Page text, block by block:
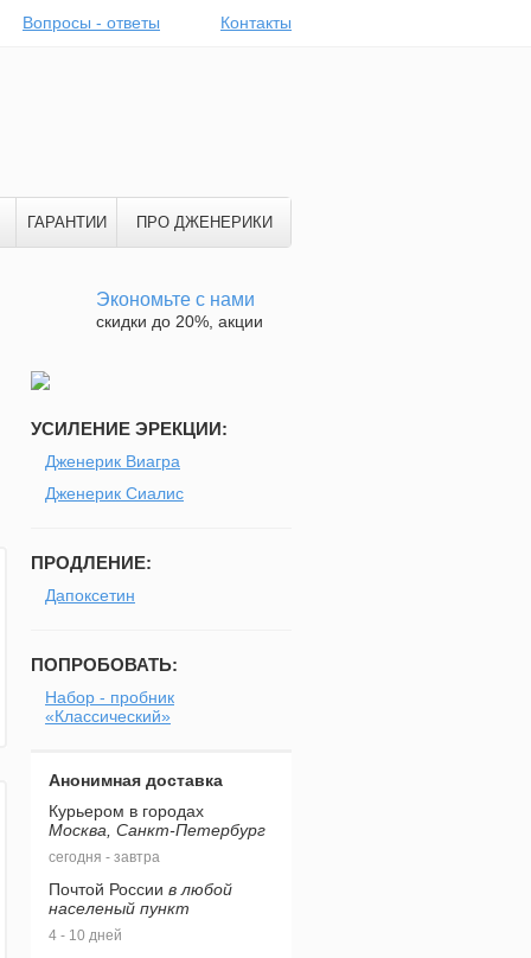
Вопросы - ответы Контакты
ГАРАНТИИ ПРО ДЖЕНЕРИКИ
Экономьте с нами
скидки до 20%, акции
УСИЛЕНИЕ ЭРЕКЦИИ:
Дженерик Виагра
Дженерик Сиалис
ПРОДЛЕНИЕ:
Дапоксетин
ПОПРОБОВАТЬ:
Набор - пробник
«Классический»
Анонимная доставка
Курьером в городах
Москва, Санкт-Петербург
сегодня - завтра
Почтой России в любой
населеный пункт
4 - 10 дней